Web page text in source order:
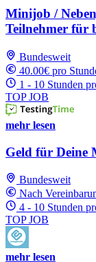
Minijob /
Teilnehmer für
Bundesweit
40.00€ pro
1 - 10 Stunden
TOP JOB
mehr lesen
Geld für Deine
Bundesweit
Nach
4 - 10 Stunden
TOP JOB
mehr lesen